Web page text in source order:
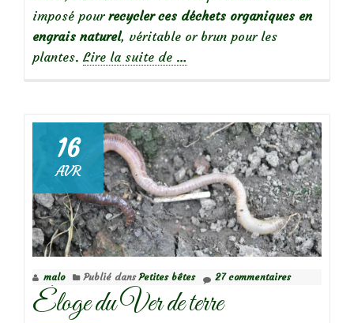
imposé pour recycler ces déchets organiques en
engrais naturel, véritable or brun pour les
plantes. Lire la suite de
le
Lombricompostage
sur
mon
balcon!
…
16
AVR
malo Publié dansPetites bêtes 27 commentaires
Éloge du Ver de terre